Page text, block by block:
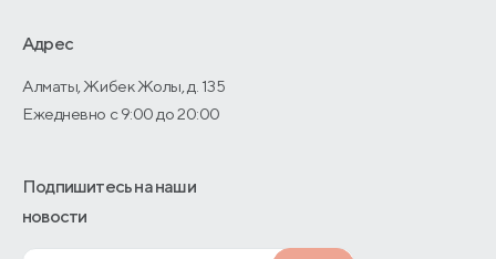
Адрес
Алматы, Жибек Жолы, д. 135
Ежедневно с 9:00 до 20:00
Подпишитесь на наши
новости